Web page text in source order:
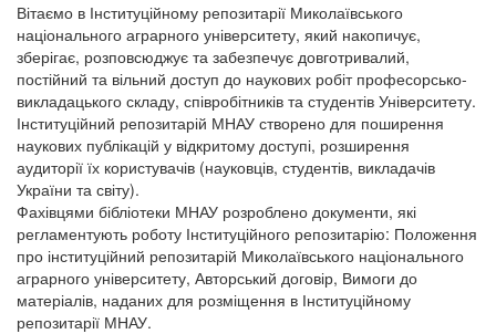
Вітаємо в Інституційному репозитарії Миколаївського
національного аграрного університету, який накопичує,
зберігає, розповсюджує та забезпечує довготривалий,
постійний та вільний доступ до наукових робіт професорсько-
викладацького складу, співробітників та студентів Університету.
Інституційний репозитарій МНАУ створено для поширення
наукових публікацій у відкритому доступі, розширення
аудиторії їх користувачів (науковців, студентів, викладачів
України та світу).
Фахівцями бібліотеки МНАУ розроблено документи, які
регламентують роботу Інституційного репозитарію: Положення
про інституційний репозитарій Миколаївського національного
аграрного університету, Авторський договір, Вимоги до
матеріалів, наданих для розміщення в Інституційному
репозитарії МНАУ.